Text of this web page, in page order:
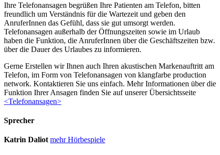
Ihre Telefonansagen begrüßen Ihre Patienten am Telefon, bitten
freundlich um Verständnis für die Wartezeit und geben den
AnruferInnen das Gefühl, dass sie gut umsorgt werden.
Telefonansagen außerhalb der Öffnungszeiten sowie im Urlaub
haben die Funktion, die AnruferInnen über die Geschäftszeiten bzw.
über die Dauer des Urlaubes zu informieren.
Gerne Erstellen wir Ihnen auch Ihren akustischen Markenauftritt am
Telefon, im Form von Telefonansagen von klangfarbe production
network. Kontaktieren Sie uns einfach. Mehr Informationen über die
Funktion Ihrer Ansagen finden Sie auf unserer Übersichtsseite
<Telefonansagen>
Sprecher
Katrin Daliot mehr Hörbespiele